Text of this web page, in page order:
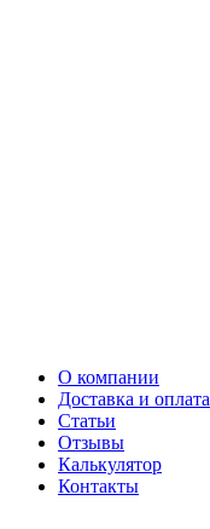
О компании
Доставка и оплата
Статьи
Отзывы
Калькулятор
Контакты